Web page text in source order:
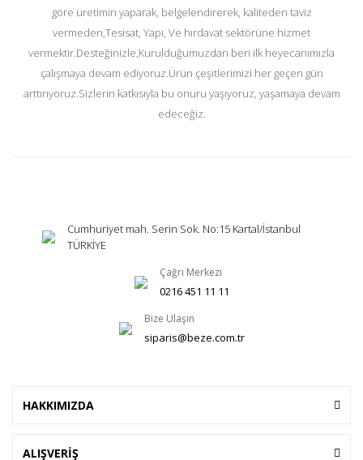
göre üretimin yaparak, belgelendirerek, kaliteden taviz
vermeden,Tesisat, Yapı, Ve hırdavat sektörüne hizmet
vermektir.Desteğinizle,Kurulduğumuzdan beri ilk heyecanımızla
çalışmaya devam ediyoruz.Ürün çeşitlerimizi her geçen gün
arttırıyoruz.Sizlerin katkısıyla bu onuru yaşıyoruz, yaşamaya devam
edeceğiz.
Cumhuriyet mah. Serin Sok. No:15 Kartal/İstanbul
TÜRKİYE
Çağrı Merkezi
0216 451 11 11
Bize Ulaşın
siparis@beze.com.tr
HAKKIMIZDA
ALIŞVERİŞ